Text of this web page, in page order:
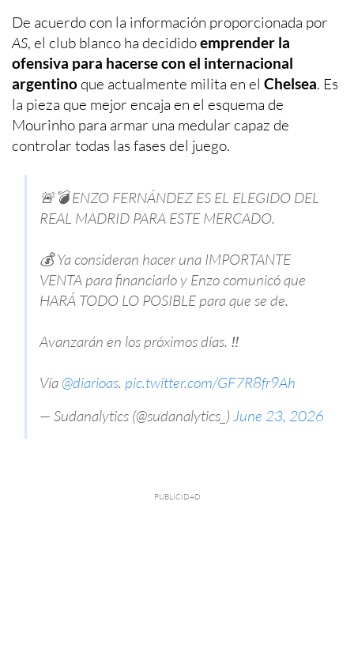
De acuerdo con la información proporcionada por
AS, el club blanco ha decididoemprender la
ofensiva para hacerse con el internacional
argentinoque actualmente milita en el Chelsea. Es
la pieza que mejor encaja en el esquema de
Mourinho para armar una medular capaz de
controlar todas las fases del juego.
🚨💣 ENZO FERNÁNDEZ ES EL ELEGIDO DEL
REAL MADRID PARA ESTE MERCADO.
💰 Ya consideran hacer una IMPORTANTE
VENTA para financiarlo y Enzo comunicó que
HARÁ TODO LO POSIBLE para que se de.
Avanzarán en los próximos días. ‼️
Vía @diarioas. pic.twitter.com/GF7R8fr9Ah
— Sudanalytics (@sudanalytics_) June 23, 2026